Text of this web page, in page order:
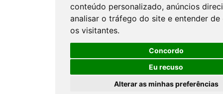
conteúdo personalizado, anúncios
analisar o tráfego do site e entender de
os visitantes.
Concordo
Eu recuso
Alterar as minhas preferências